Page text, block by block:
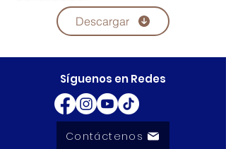
Descargar
Síguenos en Redes
Contáctenos